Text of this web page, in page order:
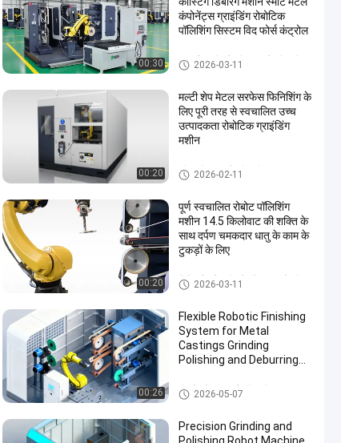
00:30
कंपोनेंट्स ग्राइंडिंग रोबोटिक
पॉलिशिंग सिस्टम विद फोर्स कंट्रोल
स्वचालित पीसने की चमकाने की मशीन
2026-03-11
00:20
मल्टी शेप मेटल सरफेस फिनिशिंग के
लिए पूरी तरह से स्वचालित उच्च
उत्पादकता रोबोटिक ग्राइंडिंग
मशीन
सीएनसी चमकाने की मशीन
2026-02-11
00:20
पूर्ण स्वचालित रोबोट पॉलिशिंग
मशीन 14.5 किलोवाट की शक्ति के
साथ दर्पण चमकदार धातु के काम के
टुकड़ों के लिए
रोबोट डिबुरिंग पीसने और चमकाने की म
शीन
2026-03-11
00:26
Flexible Robotic Finishing
System for Metal
Castings Grinding
Polishing and Deburring
पीसने और चमकाने की मशीन
2026-05-07
Precision Grinding and